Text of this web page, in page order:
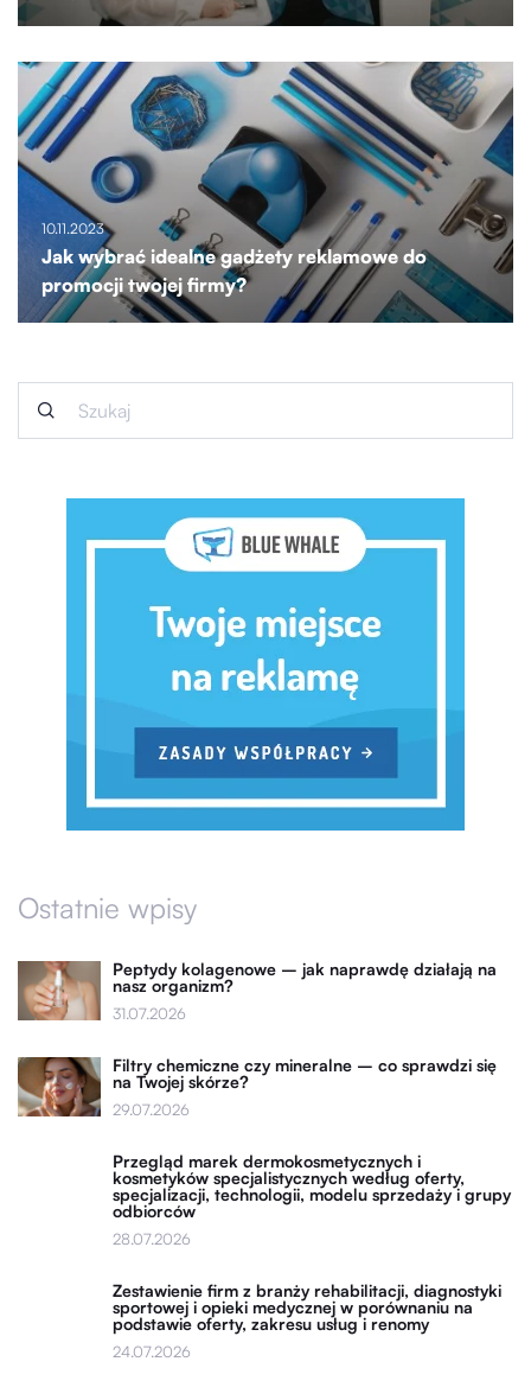
10.11.2023
Jak wybrać idealne gadżety reklamowe do
promocji twojej firmy?
Ostatnie wpisy
Peptydy kolagenowe – jak naprawdę działają na
nasz organizm?
31.07.2026
Filtry chemiczne czy mineralne – co sprawdzi się
na Twojej skórze?
29.07.2026
Przegląd marek dermokosmetycznych i
kosmetyków specjalistycznych według oferty,
specjalizacji, technologii, modelu sprzedaży i grupy
odbiorców
28.07.2026
Zestawienie firm z branży rehabilitacji, diagnostyki
sportowej i opieki medycznej w porównaniu na
podstawie oferty, zakresu usług i renomy
24.07.2026